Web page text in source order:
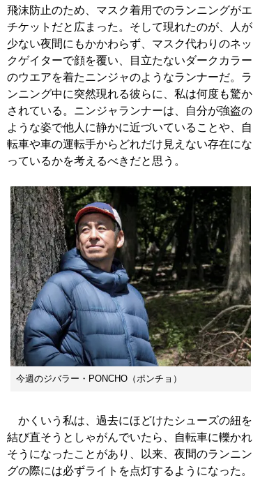
飛沫防止のため、マスク着用でのランニングがエ
チケットだと広まった。そして現れたのが、人が
少ない夜間にもかかわらず、マスク代わりのネッ
クゲイターで顔を覆い、目立たないダークカラー
のウエアを着たニンジャのようなランナーだ。ラ
ンニング中に突然現れる彼らに、私は何度も驚か
されている。ニンジャランナーは、自分が強盗の
ような姿で他人に静かに近づいていることや、自
転車や車の運転手からどれだけ見えない存在にな
っているかを考えるべきだと思う。
今週のジバラー・PONCHO（ポンチョ）
かくいう私は、過去にほどけたシューズの紐を
結び直そうとしゃがんでいたら、自転車に轢かれ
そうになったことがあり、以来、夜間のランニン
グの際には必ずライトを点灯するようになった。